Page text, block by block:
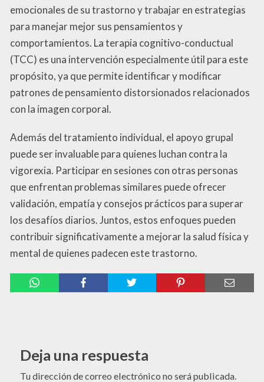
emocionales de su trastorno y trabajar en estrategias
para manejar mejor sus pensamientos y
comportamientos. La terapia cognitivo-conductual
(TCC) es una intervención especialmente útil para este
propósito, ya que permite identificar y modificar
patrones de pensamiento distorsionados relacionados
con la imagen corporal.
Además del tratamiento individual, el apoyo grupal
puede ser invaluable para quienes luchan contra la
vigorexia. Participar en sesiones con otras personas
que enfrentan problemas similares puede ofrecer
validación, empatía y consejos prácticos para superar
los desafíos diarios. Juntos, estos enfoques pueden
contribuir significativamente a mejorar la salud física y
mental de quienes padecen este trastorno.
Deja una respuesta
Tu dirección de correo electrónico no será publicada.